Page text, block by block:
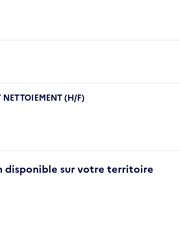
NETTOIEMENT (H/F)
disponible sur votre territoire